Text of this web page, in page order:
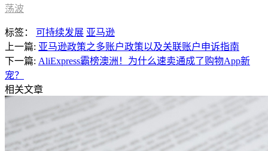
荡波
标签： 可持续发展 亚马逊
上一篇: 亚马逊政策之多账户政策以及关联账户申诉指南
下一篇: AliExpress霸榜澳洲！为什么速卖通成了购物App新
宠？
相关文章